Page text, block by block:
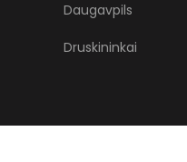
Daugavpils
Druskininkai